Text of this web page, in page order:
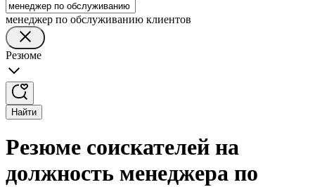
менеджер по обслуживанию клиентов
Резюме
Найти
Резюме соискателей на
должность менеджера по